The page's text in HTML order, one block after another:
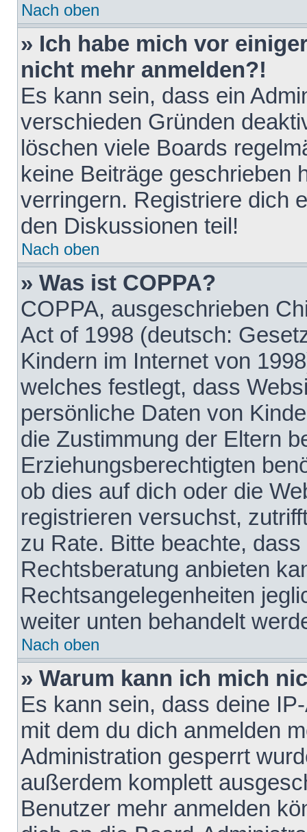
Nach oben
» Ich habe mich vor
nicht mehr anmelden?!
Es kann sein, dass ein
verschieden Gründen
löschen viele Boards
keine Beiträge geschrieben
verringern. Registriere dich
den Diskussionen teil!
Nach oben
» Was ist COPPA?
COPPA, ausgeschrieben
Act of 1998 (deutsch:
Kindern im Internet von
welches festlegt, dass
persönliche Daten von
die Zustimmung der Eltern
Erziehungsberechtigten
ob dies auf dich oder die
registrieren versuchst,
zu Rate. Bitte beachte,
Rechtsberatung anbieten
Rechtsangelegenheiten
weiter unten behandelt
Nach oben
» Warum kann ich mich
Es kann sein, dass deine
mit dem du dich anmelden
Administration gesperrt
außerdem komplett
Benutzer mehr anmelden